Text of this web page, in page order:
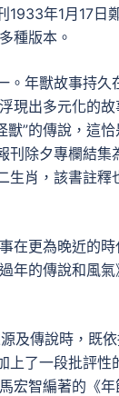
1933年1月17日
種版本。
。年獸故事持久
現出多元化的故
獸”的傳說，這
刊除夕專欄結集
生肖，該書註釋
在更為晚近的時
年的傳說和風氣
及傳說時，既
上了一段批評性
宏智編著的《年